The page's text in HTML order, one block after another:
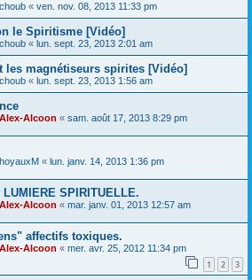
choub « ven. nov. 08, 2013 11:33 pm
le Spiritisme [Vidéo]
choub « lun. sept. 23, 2013 2:01 am
les magnétiseurs spirites [Vidéo]
choub « lun. sept. 23, 2013 1:56 am
Alex-Alcoon « sam. août 17, 2013 8:29 pm
hoyauxM « lun. janv. 14, 2013 1:36 pm
LUMIERE SPIRITUELLE.
Alex-Alcoon « mar. janv. 01, 2013 12:57 am
affectifs toxiques.
Alex-Alcoon « mer. avr. 25, 2012 11:34 pm
1 2 3